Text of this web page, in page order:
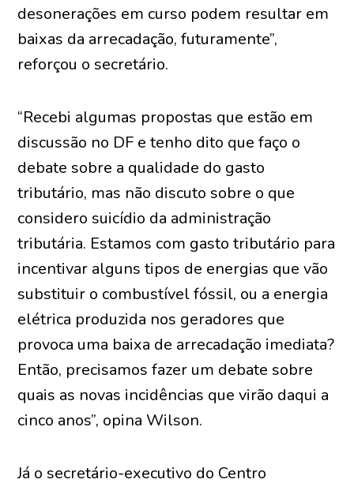
desonerações em curso podem resultar em
baixas da arrecadação, futuramente”,
reforçou o secretário.
“Recebi algumas propostas que estão em
discussão no DF e tenho dito que faço o
debate sobre a qualidade do gasto
tributário, mas não discuto sobre o que
considero suicídio da administração
tributária. Estamos com gasto tributário para
incentivar alguns tipos de energias que vão
substituir o combustível fóssil, ou a energia
elétrica produzida nos geradores que
provoca uma baixa de arrecadação imediata?
Então, precisamos fazer um debate sobre
quais as novas incidências que virão daqui a
cinco anos”, opina Wilson.
Já o secretário-executivo do Centro